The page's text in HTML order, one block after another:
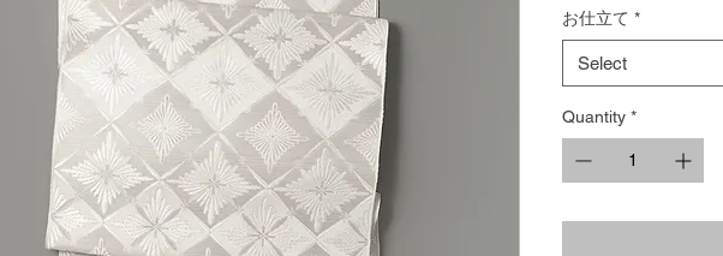
お仕立て *
Select
Quantity *